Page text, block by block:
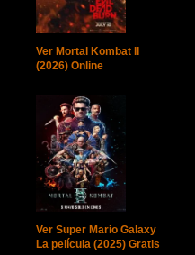
Ver Mortal Kombat II
(2026) Online
Ver Super Mario Galaxy
La película (2025) Gratis